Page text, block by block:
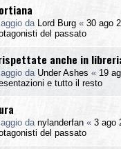
da Lord Burg « 30 ago
del passato
anche in
da Under Ashes « 19
e tutto il resto
da nylanderfan « 3 ago
del passato